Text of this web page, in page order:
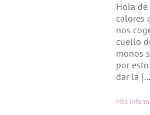
Hola de
calores
nos
cuello
monos
por
dar la
Más